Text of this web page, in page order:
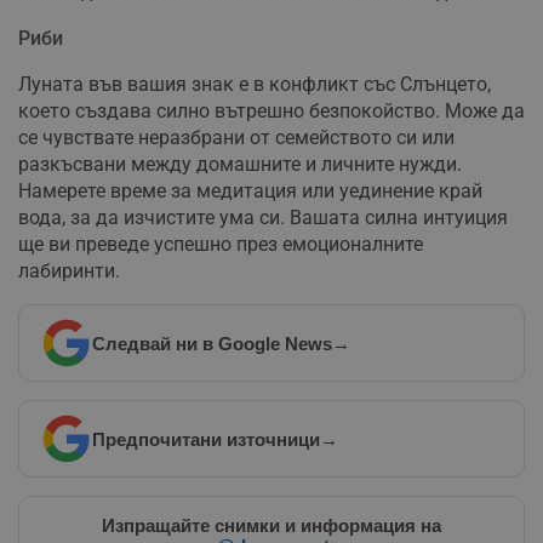
Риби
Луната във вашия знак е в конфликт със Слънцето,
което създава силно вътрешно безпокойство. Може да
се чувствате неразбрани от семейството си или
разкъсвани между домашните и личните нужди.
Намерете време за медитация или уединение край
вода, за да изчистите ума си. Вашата силна интуиция
ще ви преведе успешно през емоционалните
лабиринти.
Следвай ни в Google News→
Предпочитани източници →
Изпращайте снимки и информация на
Строго необходимите бисквитки позволяват основната
функционалност на уебсайта, като потребителско
влизане и управление на акаунта. Уебсайтът не може да
се използва правилно без строго необходими
бисквитки.
Име Доставчик/ Домейн
Валиден
__RequestVerificationToken